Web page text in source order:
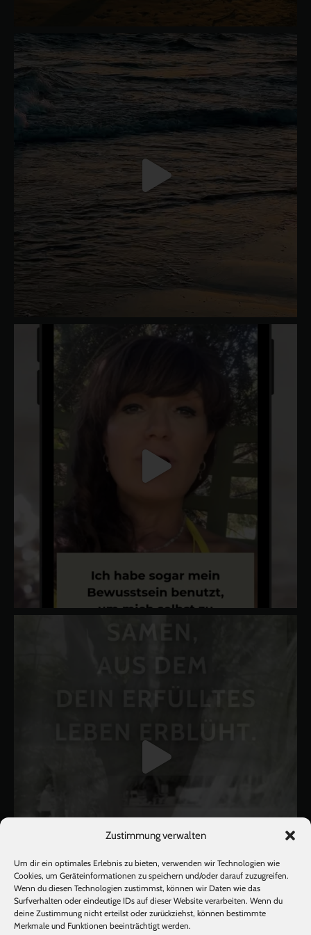
Zustimmung verwalten
Um dir ein optimales Erlebnis zu bieten, verwenden wir Technologien wie
Cookies, um Geräteinformationen zu speichern und/oder darauf zuzugreifen.
Wenn du diesen Technologien zustimmst, können wir Daten wie das
Surfverhalten oder eindeutige IDs auf dieser Website verarbeiten. Wenn du
deine Zustimmung nicht erteilst oder zurückziehst, können bestimmte
Merkmale und Funktionen beeinträchtigt werden.
Mehr laden Auf Instagram folgen